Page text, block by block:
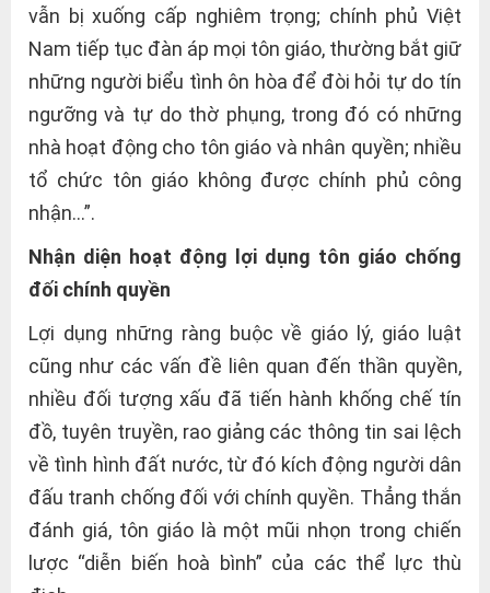
vẫn bị xuống cấp nghiêm trọng; chính phủ Việt
Nam tiếp tục đàn áp mọi tôn giáo, thường bắt giữ
những người biểu tình ôn hòa để đòi hỏi tự do tín
ngưỡng và tự do thờ phụng, trong đó có những
nhà hoạt động cho tôn giáo và nhân quyền; nhiều
tổ chức tôn giáo không được chính phủ công
nhận…”.
Nhận diện hoạt động lợi dụng tôn giáo chống
đối chính quyền
Lợi dụng những ràng buộc về giáo lý, giáo luật
cũng như các vấn đề liên quan đến thần quyền,
nhiều đối tượng xấu đã tiến hành khống chế tín
đồ, tuyên truyền, rao giảng các thông tin sai lệch
về tình hình đất nước, từ đó kích động người dân
đấu tranh chống đối với chính quyền. Thẳng thắn
đánh giá, tôn giáo là một mũi nhọn trong chiến
lược “diễn biến hoà bình” của các thể lực thù